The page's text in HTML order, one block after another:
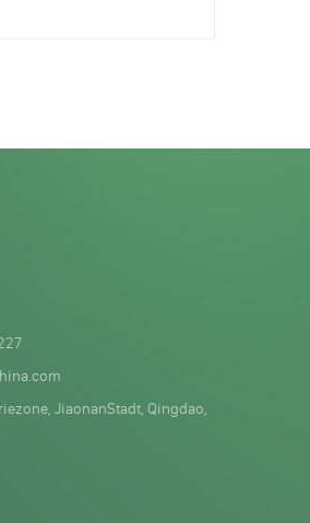
JiaonanStadt, Qingdao,